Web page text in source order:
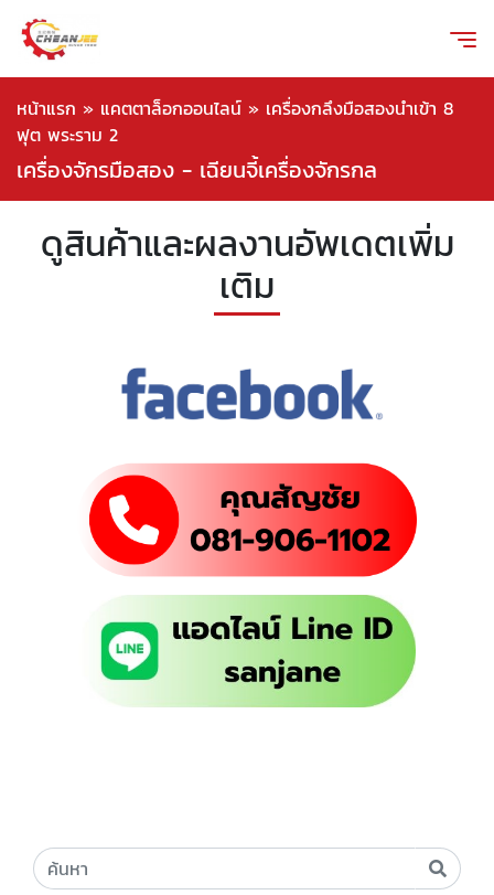
หน้าแรก » แคตตาล็อกออนไลน์ » เครื่องกลึงมือสองนำเข้า 8
ฟุต พระราม 2
เครื่องจักรมือสอง - เฉียนจี้เครื่องจักรกล
ดูสินค้าและผลงานอัพเดตเพิ่ม
เติม